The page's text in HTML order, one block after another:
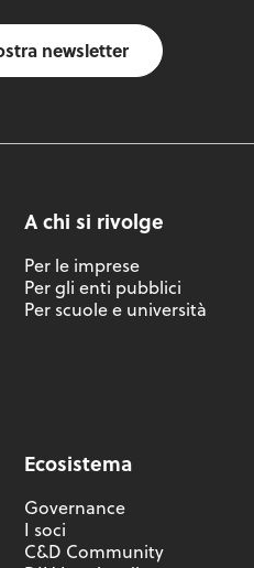
newsletter
A chi si rivolge
Per le imprese
Per gli enti pubblici
Per scuole e università
Ecosistema
Governance
I soci
C&D Community